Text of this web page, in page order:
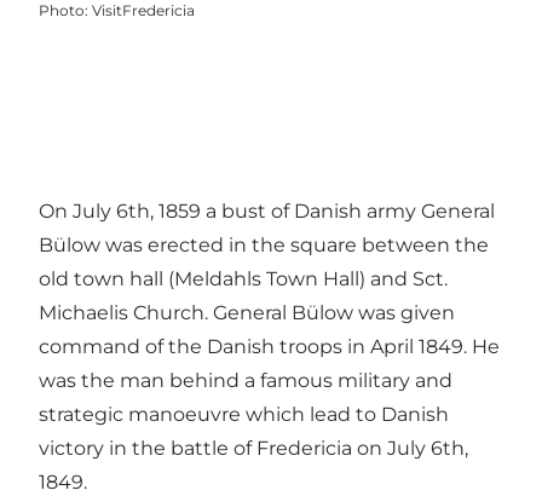
Photo: VisitFredericia
On July 6th, 1859 a bust of Danish army General
Bülow was erected in the square between the
old town hall (Meldahls Town Hall) and Sct.
Michaelis Church. General Bülow was given
command of the Danish troops in April 1849. He
was the man behind a famous military and
strategic manoeuvre which lead to Danish
victory in the battle of Fredericia on July 6th,
1849.